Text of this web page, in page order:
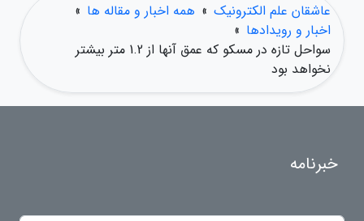
عاشقان علم الکترونیک » همه اخبار و مقاله ها »
اخبار و رویدادها »
سواحل تازه در مسکو که عمق آنها از 1.2 متر بیشتر
نخواهد بود
خبرنامه